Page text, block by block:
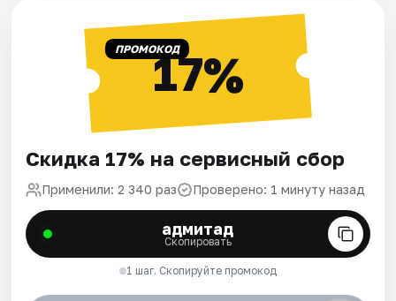
ПРОМОКОД17%
Скидка 17% на сервисный сбор
Применили: 2 340 раз Проверено: 1 минуту назад
адмитад
Скопировать
1 шаг. Скопируйте промокод